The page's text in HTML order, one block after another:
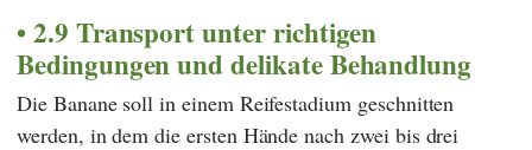
2.9 Transport unter richtigen
Bedingungen und delikate Behandlung
Die Banane soll in einem Reifestadium geschnitten
werden, in dem die ersten Hände nach zwei bis drei